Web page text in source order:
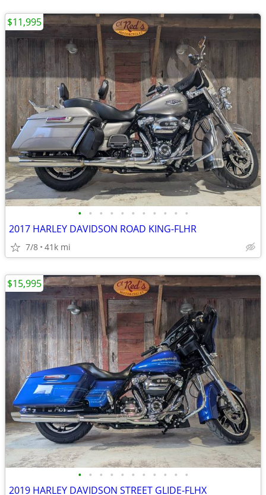
• • • • • • • • • • •
2017 HARLEY DAVIDSON ROAD KING-FLHR
7/8 41k mi
$11,995
• • • • • • • • • • •
2019 HARLEY DAVIDSON STREET GLIDE-FLHX
$15,995